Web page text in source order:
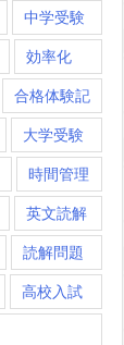
中学受験
効率化
合格体験記
大学受験
時間管理
英文読解
読解問題
高校入試